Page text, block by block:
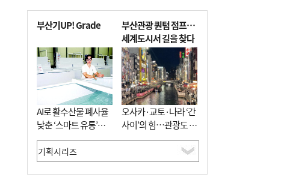
부산기UP! Grade
AI로 활수산물 폐사율
낮춘 ‘스마트 유통’…
사막·산악지대 수출
도전
부산관광 퀀텀 점프…
세계도시서 길을 찾다
오사카·교토·나라 ‘간
사이’의 힘…관광도 뭉
쳐야 흥한다